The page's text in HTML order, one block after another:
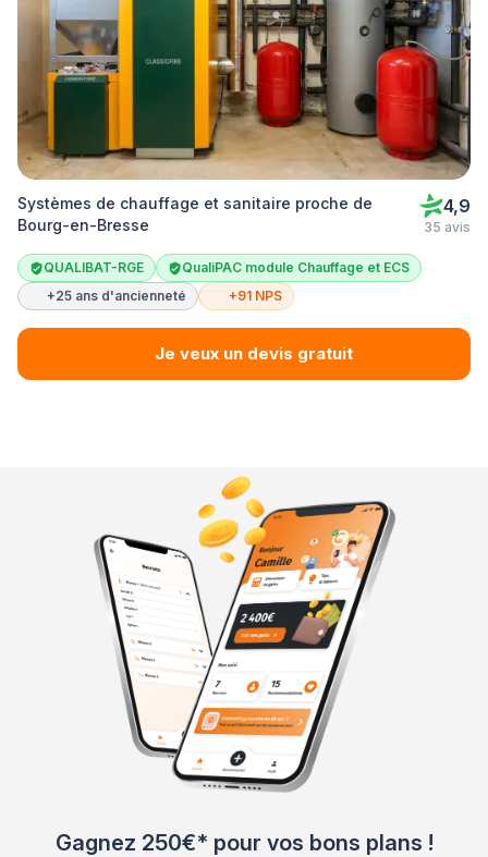
Systèmes de chauffage et sanitaire proche de
Bourg-en-Bresse
4,9
35 avis
QUALIBAT-RGE
QualiPAC module Chauffage et ECS
+25 ans d'ancienneté
+91 NPS
Je veux un devis gratuit
Gagnez 250€* pour vos bons plans !